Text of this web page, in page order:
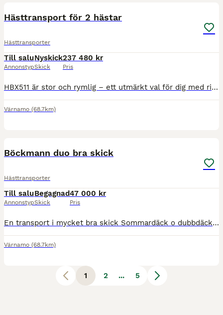
Hästtransport för 2 hästar
Hästtransporter
Till salu
Annonstyp
Nyskick
Skick
237 480 kr
Pris
HBX511 är stor och rymlig – ett utmärkt val för dig med riktigt stora hästar! Hästsläpet har stora främre överluckor på bägge sidor fram för att kunna ge hästen maximal ventilation vid väntan i släpe
Värnamo (68.7km)
Böckmann duo bra skick
Hästtransporter
Till salu
Annonstyp
Begagnad
Skick
47 000 kr
Pris
En transport i mycket bra skick Sommardäck o dubbdäck Alu golv Årsmodell 2016 Besiktad till 2026-11-30 snabb leverans
Värnamo (68.7km)
1 2 ... 5